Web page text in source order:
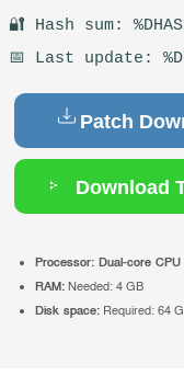
🔐 Hash sum:
📅 Last update:
Patch
Download
Processor: Dual-core
RAM: Needed: 4 GB
Disk space: Required: 64